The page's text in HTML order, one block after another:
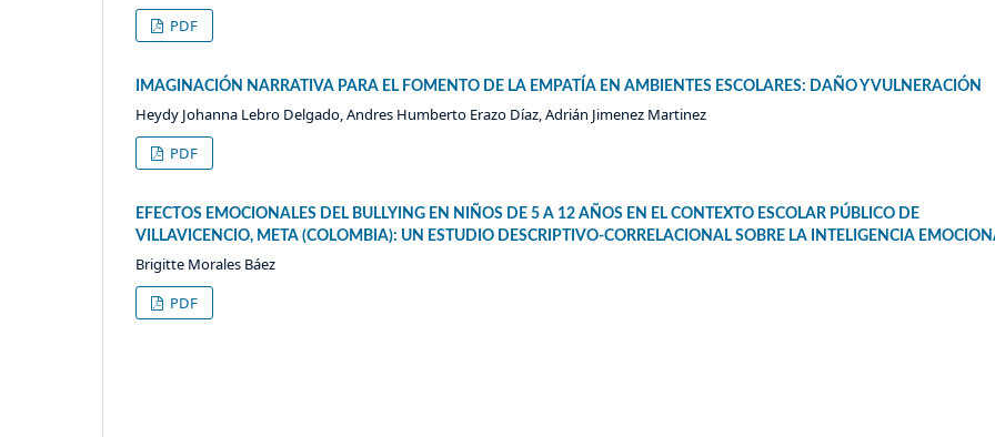
PDF
IMAGINACIÓN NARRATIVA PARA EL FOMENTO DE LA EMPATÍA EN AMBIENTES ESCOLARES: DAÑO Y VULNERACIÓN
Heydy Johanna Lebro Delgado, Andres Humberto Erazo Díaz, Adrián Jimenez Martinez
PDF
EFECTOS EMOCIONALES DEL BULLYING EN NIÑOS DE 5 A 12 AÑOS EN EL CONTEXTO ESCOLAR PÚBLICO DE
VILLAVICENCIO, META (COLOMBIA): UN ESTUDIO DESCRIPTIVO-CORRELACIONAL SOBRE LA INTELIGENCIA
Brigitte Morales Báez
PDF